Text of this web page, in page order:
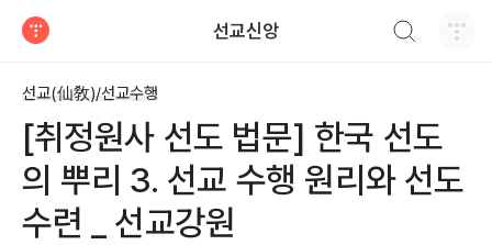
선교신앙
선교(仙敎)/선교수행
[취정원사 선도 법문] 한국 선도
의 뿌리 3. 선교 수행 원리와 선도
수련 _ 선교강원